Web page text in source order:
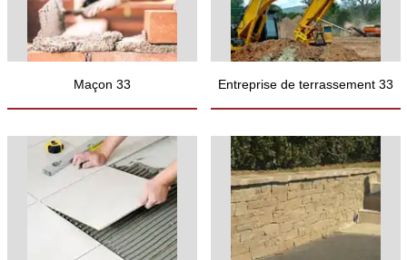
Maçon 33 Entreprise de terrassement 33